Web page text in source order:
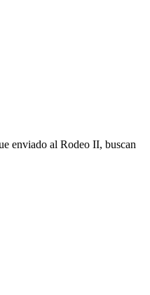
enviado al Rodeo II, buscan